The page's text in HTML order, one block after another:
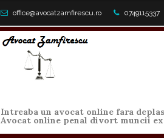
office@avocatzamfirescu.ro 0749115337
Intreaba un avocat online fara
Avocat online penal divort muncii